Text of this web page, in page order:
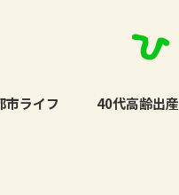
市ライフ 40代高齢出産